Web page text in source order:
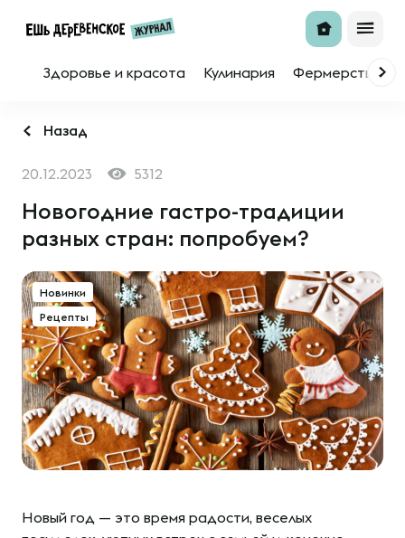
Здоровье и красота Кулинария Фермерство
Назад
20.12.2023 5312
Новогодние гастро-традиции
разных стран: попробуем?
Новинки
Рецепты
Новый год — это время радости, веселых